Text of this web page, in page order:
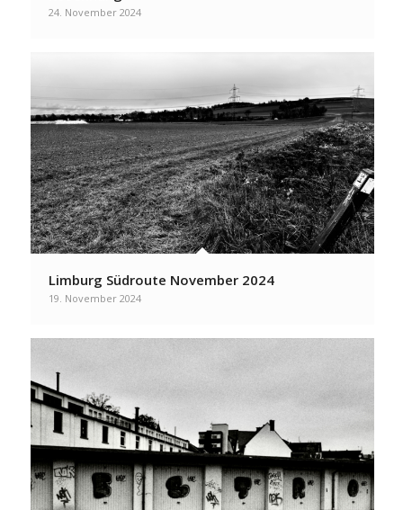
24. November 2024
Limburg Südroute November 2024
19. November 2024